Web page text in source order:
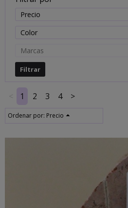
Precio
Color
Marcas
1 2 3 4 >
Ordenar por: Precio